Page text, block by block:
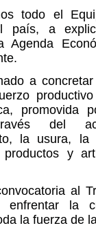
todo el
país, a
Agenda
a
promovida
del
la usura, la
productos y
al
enfrentar la
la fuerza de